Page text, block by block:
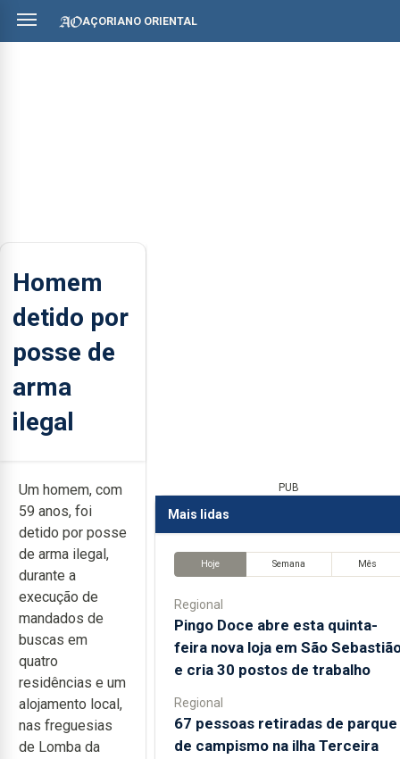
AÇORIANO ORIENTAL
Homem
detido por
posse de
arma
ilegal
Um homem, com
59 anos, foi
detido por posse
de arma ilegal,
durante a
execução de
mandados de
buscas em
quatro
residências e um
alojamento local,
nas freguesias
de Lomba da
PUB
Mais lidas
Hoje Semana Mês
Regional
Pingo Doce abre esta quinta-
feira nova loja em São
e cria 30 postos de trabalho
Regional
67 pessoas retiradas de parque
de campismo na ilha Terceira